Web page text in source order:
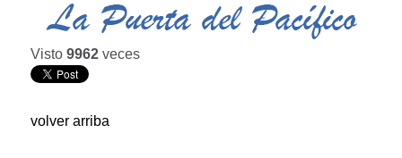
Visto 9962 veces
volver arriba